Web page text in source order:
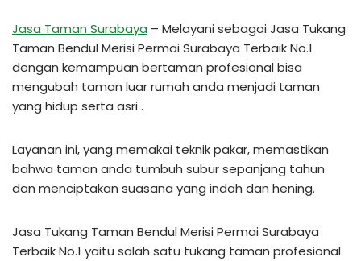
Jasa Taman Surabaya – Melayani sebagai Jasa Tukang
Taman Bendul Merisi Permai Surabaya Terbaik No.1
dengan kemampuan bertaman profesional bisa
mengubah taman luar rumah anda menjadi taman
yang hidup serta asri .
Layanan ini, yang memakai teknik pakar, memastikan
bahwa taman anda tumbuh subur sepanjang tahun
dan menciptakan suasana yang indah dan hening.
Jasa Tukang Taman Bendul Merisi Permai Surabaya
Terbaik No.1 yaitu salah satu tukang taman profesional